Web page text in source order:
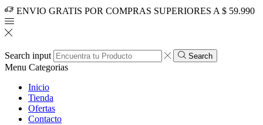
ENVIO GRATIS POR COMPRAS SUPERIORES A $ 59.990
Search input Search
Menu Categorias
Inicio
Tienda
Ofertas
Contacto